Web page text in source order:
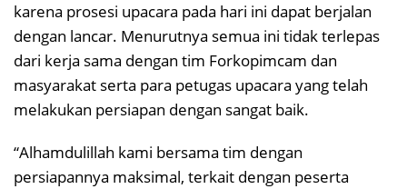
karena prosesi upacara pada hari ini dapat berjalan
dengan lancar. Menurutnya semua ini tidak terlepas
dari kerja sama dengan tim Forkopimcam dan
masyarakat serta para petugas upacara yang telah
melakukan persiapan dengan sangat baik.
“Alhamdulillah kami bersama tim dengan
persiapannya maksimal, terkait dengan peserta